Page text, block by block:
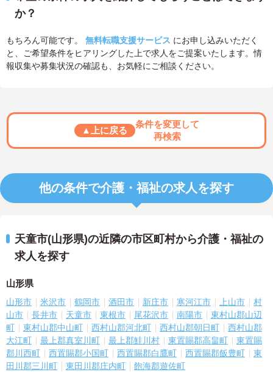
か？
もちろん可能です。 無料転職支援サービス にお申し込みいただく
と、ご希望条件をヒアリングした上で求人をご提案いたします。情
報収集や募集状況の確認も、お気軽にご相談ください。
▲上に戻る
条件を変更して
再検索
他の条件で介護・福祉の求人を探す
天童市(山形県)の近隣の市区町村から介護・福祉の
求人を探す
山形県
山形市 米沢市 鶴岡市 酒田市 新庄市 寒河江市 上山市
村
山市
長井市 天童市 東根市 尾花沢市 南陽市
東村山郡山辺
町
東村山郡中山町 西村山郡河北町 西村山郡朝日町
西村山郡
大江町
最上郡真室川町 最上郡鮭川村 東置賜郡高畠町
東置賜
郡川西町
西置賜郡小国町 西置賜郡白鷹町 西置賜郡飯豊町
東
田川郡三川町
東田川郡庄内町 飽海郡遊佐町